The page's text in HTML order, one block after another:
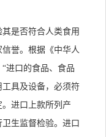
是否符合人类食用
信誉。根据《中华人
进口的食品、食品
具及设备，必须符
进口上款所列产
生监督检验。进口